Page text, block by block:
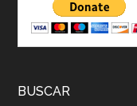
BUSCAR